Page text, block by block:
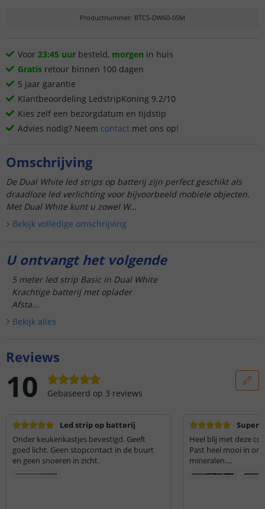
Productnummer: BTCS-DW60-05M
Voor 23:45 uur besteld, morgen in huis
Gratis retour binnen 100 dagen
5 jaar garantie
Klantbeoordeling LedstripKoning 9.2/10
Kies zelf een bezorgdatum en tijdstip
Advies nodig? Neem contact met ons op!
Omschrijving
De Dual White led strips op batterij zijn perfect geschikt als
draadloze led verlichting voor bijvoorbeeld mobiele objecten.
Met Dual White kunt u zowel W...
Bekijk volledige omschrijving
U ontvangt het volgende
5 meter led strip Basic in Dual White
Krachtige batterij met oplader
Afsta...
Bekijk alles
Reviews
10 Gebaseerd op 3 reviews
Led strip op batterij
Onder keukenkastjes bevestigd. Geeft
goed licht. Geen stopcontact in de buurt
en geen snoeren in zicht.
Super
Heel blij met deze
Past heel mooi in
mineralen....